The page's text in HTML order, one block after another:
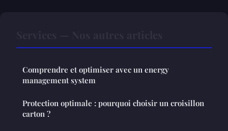
Comprendre et optimiser avec un energy
management system
Protection optimale : pourquoi choisir un croisillon
carton ?